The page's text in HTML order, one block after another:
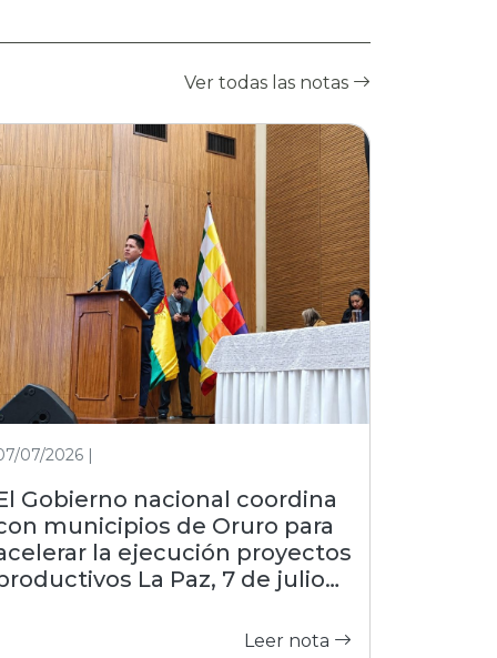
Ver todas las notas
07/2026 |
Gobierno nacional coordina
municipios de Oruro para
la ejecución proyectos
La Paz, 7 de julio
de estrechar la gestión con las
Leer nota